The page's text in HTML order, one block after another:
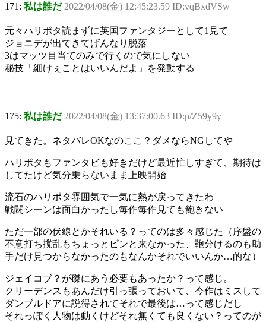
171: 私は誰だ 2022/04/08(金) 12:45:23.59 ID:vqBxdVSw
元々ハリポタ読まずに英国ファンタジーとして1見て
ジョニデが出てきてげんなり脱落
3はマッツ目当てのみで行くので気にしない
秘技「細けぇことはいいんだよ」を発動する
175: 私は誰だ 2022/04/08(金) 13:37:00.63 ID:p/Z59y9y
見てきた。ネタバレOKなのここ？ダメならNGしてや
ハリポタもファンタビも好きだけど最近忙しすぎて、期待は
してたけど気分乗らないまま上映開始
流石のハリポタ雰囲気で一気に熱が戻ってきたわ
戦闘シーンは面白かったし毎作毎作見ても飽きない
ただ一部の伏線とかそれいる？ってのは多々感じた（序盤の
不意打ち撹乱もちょっとピンと来なかった、鞄分けるのも助
手だけ見つからなかったのもなんかそれでいいんか…的な）
ジェイコブ？が磔にあう必要もあったか？って感じ。
クリーデンスもあんだけ引っ張っておいて、今作はミスして
ダンブルドアに説得されてそれで最後は…って感じだし
それっぽく人物は動くけどそれ無くても良くない？ってのが